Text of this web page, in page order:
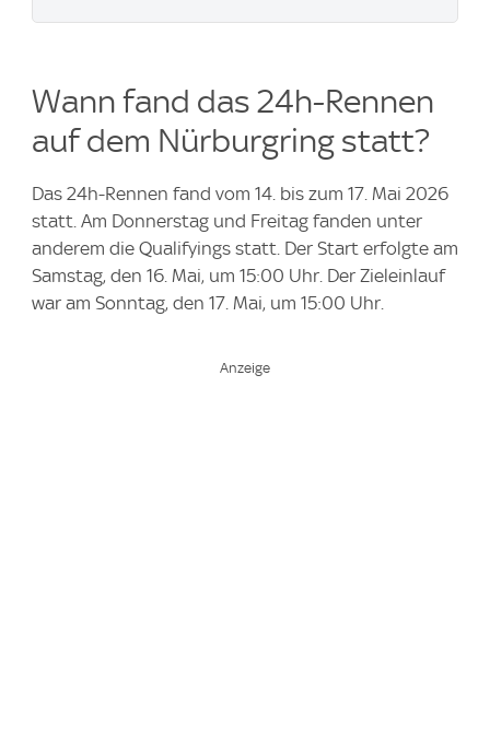
Wann fand das 24h-Rennen
auf dem Nürburgring statt?
Das 24h-Rennen fand vom 14. bis zum 17. Mai 2026
statt. Am Donnerstag und Freitag fanden unter
anderem die Qualifyings statt. Der Start erfolgte am
Samstag, den 16. Mai, um 15:00 Uhr. Der Zieleinlauf
war am Sonntag, den 17. Mai, um 15:00 Uhr.